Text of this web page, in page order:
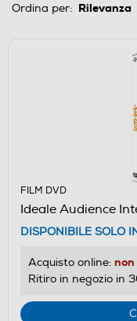
Ordina per:
FILM DVD
Ideale Audience
DISPONIBILE SOLO
Acquisto online:
Ritiro in negozio in